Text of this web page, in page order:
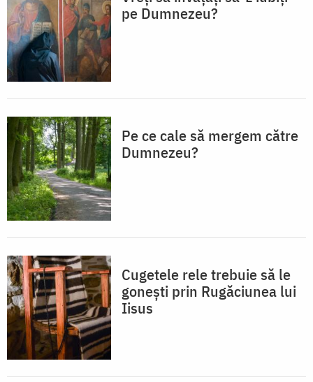
pe Dumnezeu?
Pe ce cale să mergem către
Dumnezeu?
Cugetele rele trebuie să le
gonești prin Rugăciunea lui
Iisus